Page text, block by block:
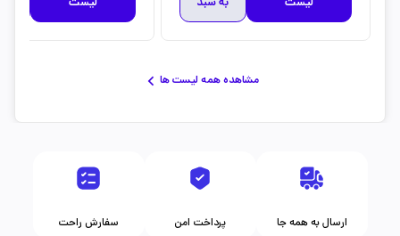
مشاهده همه لیست ها
سفارش راحت پرداخت امن ارسال به همه جا